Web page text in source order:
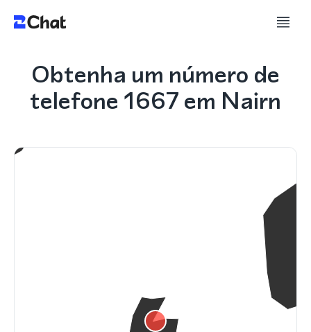
Obtenha um número de
telefone 1667 em Nairn